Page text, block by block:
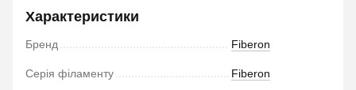
Характеристики
Бренд Fiberon
Серія філаменту Fiberon